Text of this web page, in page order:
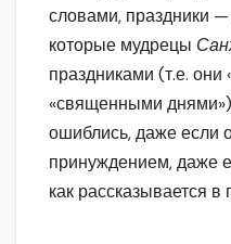
словами, праздники —
которые мудрецы
праздниками (т.е. они
«священными
ошиблись, даже если
принуждением, даже
как рассказывается в